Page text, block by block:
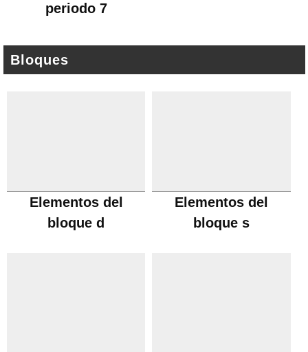
periodo 7
Bloques
Elementos del
bloque d
Elementos del
bloque s